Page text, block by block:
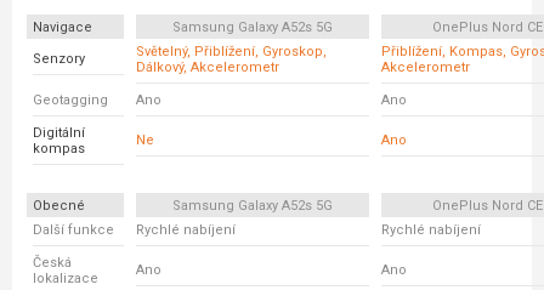
Navigace Samsung Galaxy A52s 5G
OnePlus Nord
Senzory
Světelný, Přiblížení, Gyroskop,
Dálkový, Akcelerometr
Přiblížení, Kompas,
Akcelerometr
Geotagging Ano Ano
Digitální
kompas
Ne Ano
Obecné Samsung Galaxy A52s 5G
OnePlus Nord
Další funkce
Rychlé nabíjení Rychlé nabíjení
Česká
lokalizace
Ano Ano